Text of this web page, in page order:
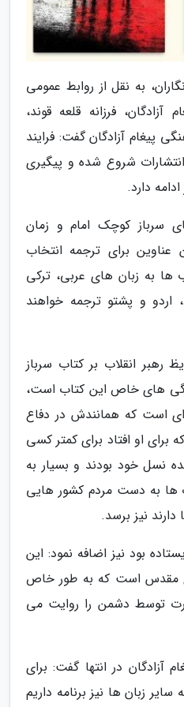
به نقل از روابط عمومی
فرزانه قلعه قوند،
پیغام آزادگان گفت: فرایند
انتشارات شروع شده و پیگیری
دارد.
سرباز کوچک امام و زمان
عناوین برای ترجمه انتخاب
ها به زبان های عربی، ترکی
اردو و پشتو ترجمه خواهند
رهبر انقلاب بر کتاب سرباز
های خاص این کتاب است،
است که همانندش در دفاع
برای او افتاد برای کمتر کسی
نسل خود بودند و بسیار به
ها به دست مردم کشور هایی
نیز برسد.
بود نیز اضافه نمود: این
آزاده دفاع مقدس است که به طور خاص
توسط دشمن را روایت می
در انتها گفت: برای
زبان ها نیز برنامه داریم